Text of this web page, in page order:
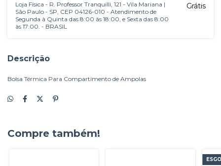
Loja Física - R. Professor Tranquilli, 121 - Vila Mariana |
São Paulo - SP, CEP 04126-010 - Atendimento de
Segunda à Quinta das 8:00 às 18:00, e Sexta das 8:00
às 17:00. - BRASIL
Grátis
Descrição
Bolsa Térmica Para Compartimento de Ampolas
Compre também!